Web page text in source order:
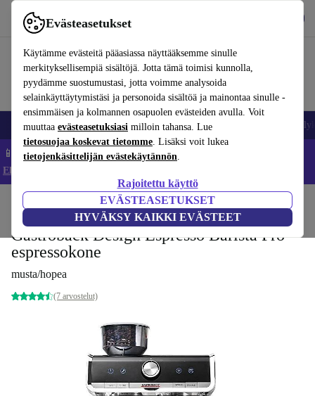
Evästeasetukset
Käytämme evästeitä pääasiassa näyttääksemme sinulle
merkityksellisempiä sisältöjä. Jotta tämä toimisi kunnolla,
pyydämme suostumustasi, jotta voimme analysoida
selainkäyttäytymistäsi ja personoida sisältöä ja mainontaa sinulle -
ensimmäisen ja kolmannen osapuolen evästeiden avulla. Voit
muuttaa evästeasetuksiasi milloin tahansa. Lue
tietosuojaa koskevat tietomme. Lisäksi voit lukea
tietojenkäsittelijän evästekäytännön.
Rajoitettu käyttö
EVÄSTEASETUKSET
HYVÄKSY KAIKKI EVÄSTEET
Käytä refurbed-palvelua nopeasti ja helposti
Matkapuhelimet ja älypuhelimet Kannettavat tietokoneet
📱 Säästä 5 % LISÄÄ iPhoneista – Koodi: IPHONEDEAL –
Ehdot ja säännöt
Juomat Kahvi
Gastroback Design Espresso Barista Pro
espressokone
musta/hopea
(7 arvostelut)